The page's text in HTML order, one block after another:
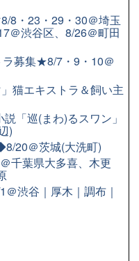
8・23・29・30＠埼玉
＠渋谷区、8/26＠町田
募集★8/7・9・10＠
猫エキストラ＆飼い主
「巡(まわ)るスワン」
)
20＠茨城(大洗町)
千葉県大多喜、木更
渋谷｜厚木｜調布｜